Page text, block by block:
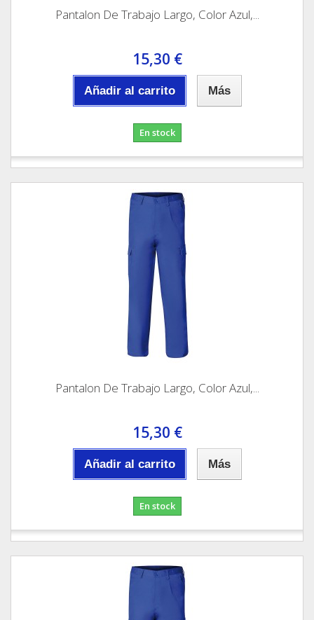
Pantalon De Trabajo Largo, Color Azul,...
15,30 €
Añadir al carrito Más
En stock
Pantalon De Trabajo Largo, Color Azul,...
15,30 €
Añadir al carrito Más
En stock